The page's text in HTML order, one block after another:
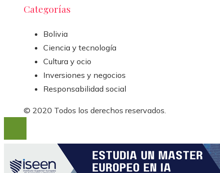
Categorías
Bolivia
Ciencia y tecnología
Cultura y ocio
Inversiones y negocios
Responsabilidad social
© 2020 Todos los derechos reservados.